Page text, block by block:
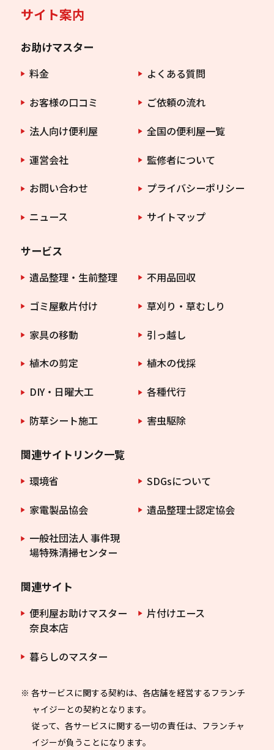
サイト案内
お助けマスター
料金
よくある質問
お客様の口コミ
ご依頼の流れ
法人向け便利屋
全国の便利屋一覧
運営会社
監修者について
お問い合わせ
プライバシーポリシー
ニュース
サイトマップ
サービス
遺品整理・生前整理
不用品回収
ゴミ屋敷片付け
草刈り・草むしり
家具の移動
引っ越し
植木の剪定
植木の伐採
DIY・日曜大工
各種代行
防草シート施工
害虫駆除
関連サイトリンク一覧
環境省
SDGsについて
家電製品協会
遺品整理士認定協会
一般社団法人 事件現
場特殊清掃センター
関連サイト
便利屋お助けマスター
奈良本店
片付けエース
暮らしのマスター
※ 各サービスに関する契約は、各店舗を経営するフランチ
ャイジーとの契約となります。
従って、各サービスに関する一切の責任は、フランチャ
イジーが負うことになります。